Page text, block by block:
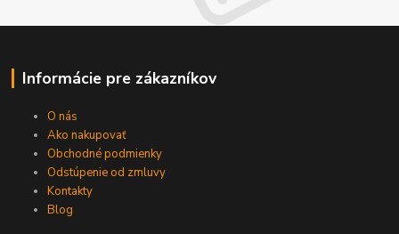
Informácie pre zákazníkov
O nás
Ako nakupovať
Obchodné podmienky
Odstúpenie od zmluvy
Kontakty
Blog